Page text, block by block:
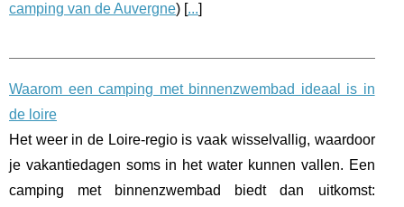
camping van de Auvergne) [ ...
Waarom een camping met binnenzwembad ideaal is in
de loire
Het weer in de Loire-regio is vaak wisselvallig, waardoor
je vakantiedagen soms in het water kunnen vallen. Een
camping met binnenzwembad biedt dan uitkomst: